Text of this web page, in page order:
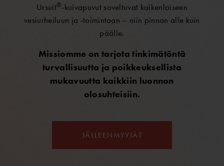
JÄLLEENMYYJÄT
Ursuit®-kuivapuvut soveltuvat kaikenlaiseen
vesiurheiluun ja -toimintaan – niin pinnan alle kuin
päälle.
Missiomme on tarjota tinkimätöntä
turvallisuutta ja poikkeuksellista
mukavuutta kaikkiin luonnon
olosuhteisiin.